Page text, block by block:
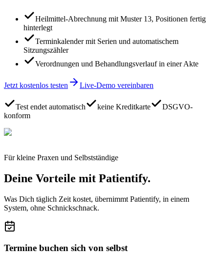
Heilmittel-Abrechnung mit Muster 13, Positionen fertig
hinterlegt
Terminkalender mit Serien und automatischem
Sitzungszähler
Verordnungen und Behandlungsverlauf in einer Akte
Jetzt kostenlos testen Live-Demo vereinbaren
Test endet automatisch keine Kreditkarte
DSGVO-
konform
Für kleine Praxen und Selbstständige
Deine Vorteile mit Patientify.
Was Dich täglich Zeit kostet, übernimmt Patientify, in einem
System, ohne Schnickschnack.
Termine buchen sich von selbst